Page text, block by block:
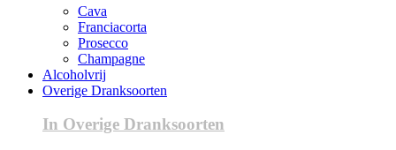
Cava
Franciacorta
Prosecco
Champagne
Alcoholvrij
Overige Dranksoorten
In Overige Dranksoorten